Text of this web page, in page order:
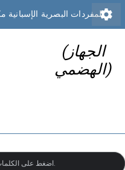
المفردات البصرية الإسبانيةsettings
(الجهاز
الهضمي)
اضغط على الكلمات والعبارات لسماع نطقها.